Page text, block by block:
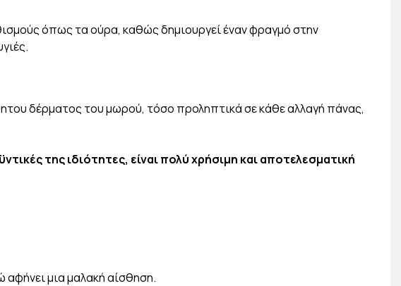
όπως τα ούρα, καθώς δημιουργεί έναν φραγμό στην
δέρματος του μωρού, τόσο προληπτικά σε κάθε αλλαγή πάνας,
της ιδιότητες, είναι πολύ χρήσιμη και αποτελεσματική
μια μαλακή αίσθηση.